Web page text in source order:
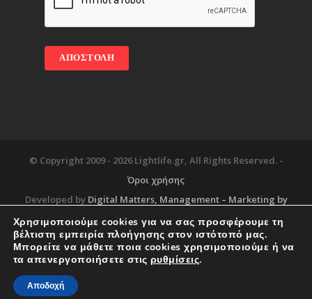
© Copyright 2009 - 2026 Lightlife.gr, All Rights Reserved. -
Όροι χρήσης
Developed by Digital Matters, Management – Marketing by
Blog About Services
Corporate Support
Χρησιμοποιούμε cookies για να σας προσφέρουμε τη
βέλτιστη εμπειρία πλοήγησης στον ιστότοπό μας.
Μπορείτε να μάθετε ποια cookies χρησιμοποιούμε ή να
τα απενεργοποιήσετε στις ρυθμίσεις.
Αποδοχή